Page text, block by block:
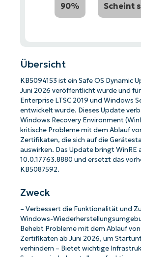
90% Scheint
Übersicht
KB5094153 ist ein Safe OS Dynamic
Juni 2026 veröffentlicht wurde und
Enterprise LTSC 2019 und Windows
entwickelt wurde. Dieses Update
Windows Recovery Environment
kritische Probleme mit dem Ablauf
Zertifikaten, die sich auf die
auswirken. Das Update bringt WinRE
10.0.17763.8880 und ersetzt das
KB5087592.
Zweck
– Verbessert die Funktionalität und
Windows-
Behebt Probleme mit dem Ablauf
Zertifikaten ab Juni 2026, um
verhindern – Bietet wichtige